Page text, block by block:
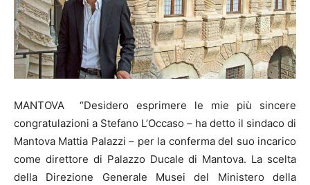
MANTOVA “Desidero esprimere le mie più sincere
congratulazioni a Stefano L’Occaso – ha detto il sindaco di
Mantova Mattia Palazzi – per la conferma del suo incarico
come direttore di Palazzo Ducale di Mantova. La scelta
della Direzione Generale Musei del Ministero della